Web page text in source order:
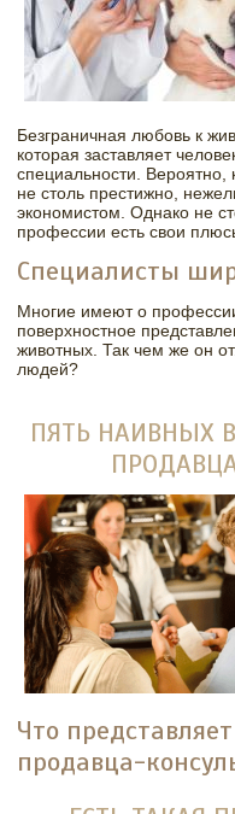
Безграничная любовь к
которая заставляет
специальности. Вероятно,
не столь престижно,
экономистом. Однако не
профессии есть свои
Специалисты
Многие имеют о
поверхностное
животных. Так чем же он
людей?
ПЯТЬ НАИВНЫХ
Что
продавца-